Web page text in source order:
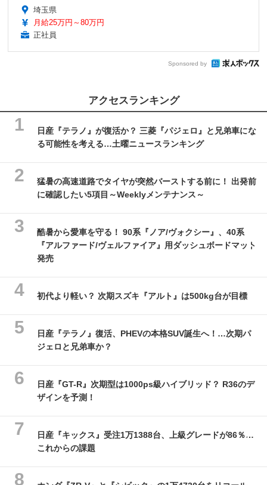
埼玉県
月給25万円～80万円
正社員
Sponsored by
アクセスランキング
日産『テラノ』が復活か？ 三菱『パジェロ』と兄弟車にな
る可能性を考える…土曜ニュースランキング
猛暑の高速道路でタイヤが突然バーストする前に！ 出発前
に確認したい5項目～Weeklyメンテナンス～
酷暑から愛車を守る！ 90系『ノア/ヴォクシー』、40系
『アルファード/ヴェルファイア』用ダッシュボードマット
発売
初代より軽い？ 次期スズキ『アルト』は500kg台が目標
日産『テラノ』復活、PHEVの本格SUV誕生へ！…次期パ
ジェロと兄弟車か？
日産『GT-R』次期型は1000ps級ハイブリッド？ R36のデ
ザインを予測！
日産『キックス』受注1万1388台、上級グレードが86％…
これからの課題